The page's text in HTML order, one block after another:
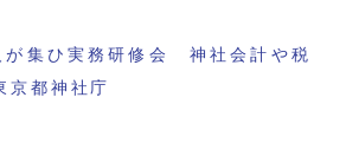
が集ひ実務研修会 神社会計や税
都神社庁